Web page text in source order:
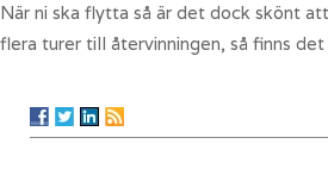
När ni ska flytta så är det dock skönt
flera turer till återvinningen, så finns